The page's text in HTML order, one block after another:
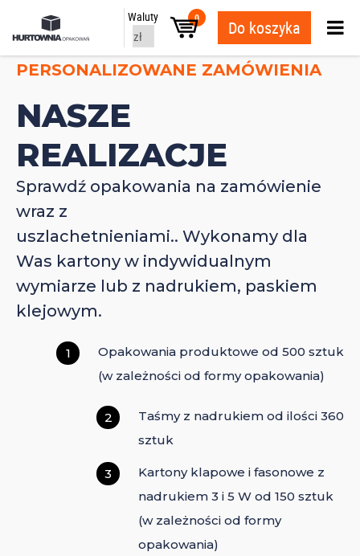
Waluty 0 Do koszyka
PERSONALIZOWANE ZAMÓWIENIA
NASZE
REALIZACJE
Sprawdź opakowania na zamówienie
wraz z
uszlachetnieniami.. Wykonamy dla
Was kartony w indywidualnym
wymiarze lub z nadrukiem, paskiem
klejowym.
1
Opakowania produktowe od 500 sztuk
(w zależności od formy opakowania)
2
Taśmy z nadrukiem od ilości 360
sztuk
3
Kartony klapowe i fasonowe z
nadrukiem 3 i 5 W od 150 sztuk
(w zależności od formy
opakowania)